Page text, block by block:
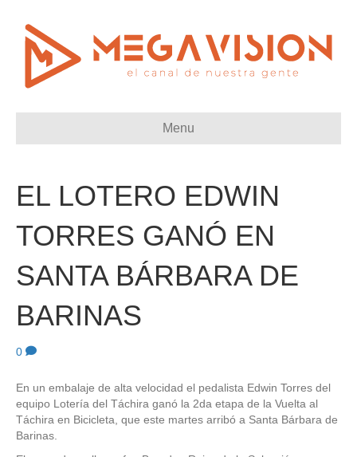
Menu
EL LOTERO EDWIN
TORRES GANÓ EN
SANTA BÁRBARA DE
BARINAS
0
En un embalaje de alta velocidad el pedalista Edwin Torres del
equipo Lotería del Táchira ganó la 2da etapa de la Vuelta al
Táchira en Bicicleta, que este martes arribó a Santa Bárbara de
Barinas.